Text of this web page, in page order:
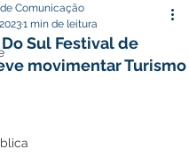
Sul Festival de
movimentar Turismo
Comunicação
1 min de leitura